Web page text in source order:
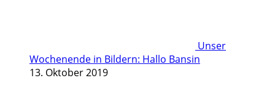
Unser
Wochenende in Bildern: Hallo Bansin
13. Oktober 2019